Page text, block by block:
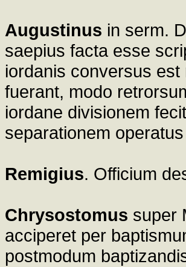
Augustinus in serm.
saepius facta esse
iordanis conversus
fuerant, modo
iordane divisionem
separationem
Remigius. Officium
Chrysostomus super
acciperet per
postmodum